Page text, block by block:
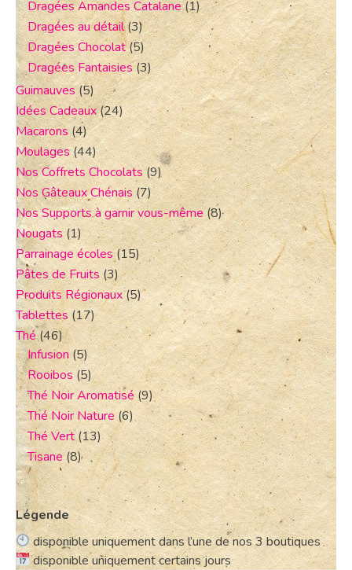
Dragées Amandes Catalane(1)
Dragées au détail(3)
Dragées Chocolat(5)
Dragées Fantaisies (3)
Guimauves (5)
Idées Cadeaux(24)
Macarons(4)
Moulages(44)
Nos Coffrets Chocolats (9)
Nos Gâteaux Chénais (7)
Nos Supports à garnir vous-même(8)
Nougats (1)
Parrainage écoles (15)
Pâtes de Fruits (3)
Produits Régionaux(5)
Tablettes(17)
Thé (46)
Infusion(5)
Rooibos (5)
Thé Noir Aromatisé (9)
Thé Noir Nature (6)
Thé Vert (13)
Tisane (8)
Légende
disponible uniquement dans l’une de nos 3 boutiques
disponible uniquement certains jours